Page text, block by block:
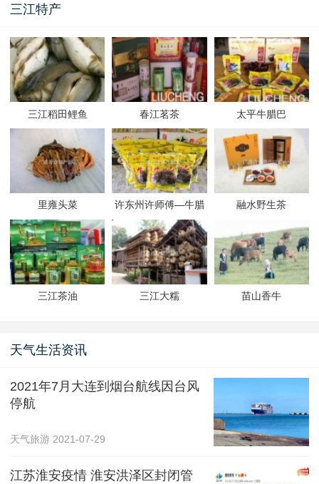
三江特产
三江稻田鲤鱼 春江茗茶 太平牛腊巴
里雍头菜
许东州许师傅—牛腊
巴
融水野生茶
三江茶油 三江大糯 苗山香牛
天气生活资讯
2021年7月大连到烟台航线因台风
停航
天气旅游 2021-07-29
江苏淮安疫情 淮安洪泽区封闭管